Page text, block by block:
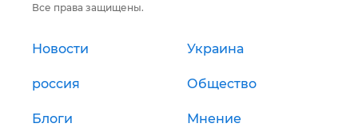
Все права защищены.
Новости Украина
россия Общество
Блоги Мнение